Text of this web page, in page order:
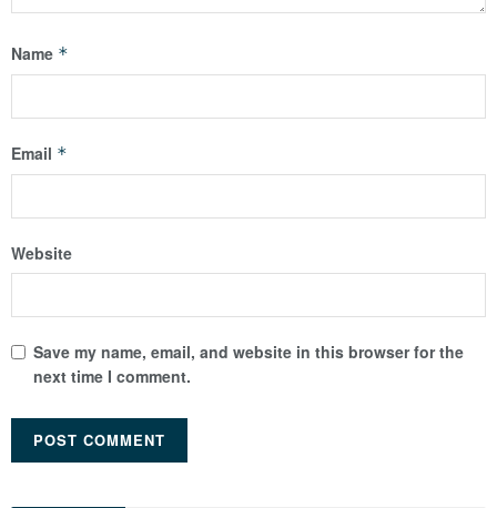
Name *
Email *
Website
Save my name, email, and website in this browser for the
next time I comment.